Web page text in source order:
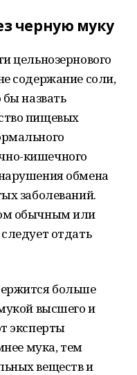
черную муку
цельнозернового
содержание соли,
назвать
пищевых
кишечного
обмена
заболеваний.
обычным или
отдать
больше
высшего и
эксперты
мука, тем
веществ и